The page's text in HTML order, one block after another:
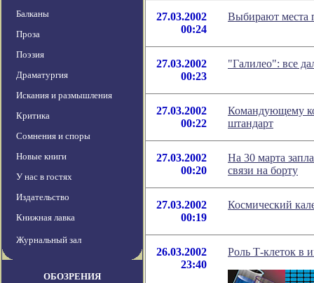
Балканы
Проза
Поэзия
Драматургия
Искания и размышления
Критика
Сомнения и споры
Новые книги
У нас в гостях
Издательство
Книжная лавка
Журнальный зал
ОБОЗРЕНИЯ
27.03.2002
00:24
Выбирают места
27.03.2002
00:23
"Галилео": все
27.03.2002
00:22
Командующему
штандарт
27.03.2002
00:20
На 30 марта
связи на борту
27.03.2002
00:19
Космический
26.03.2002
23:40
Роль Т-клеток в